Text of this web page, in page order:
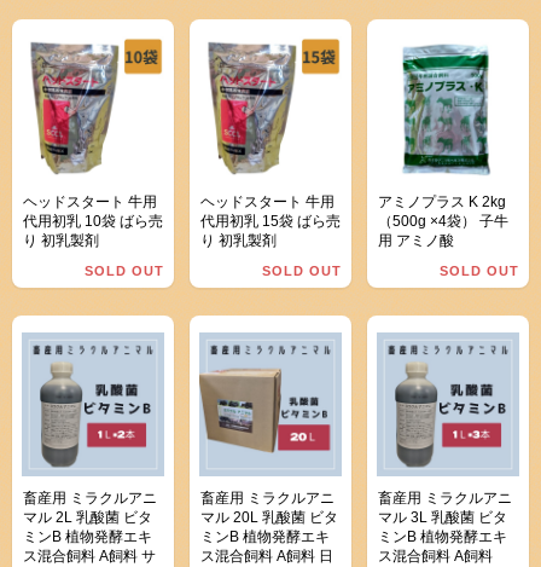
ヘッドスタート 牛用
代用初乳 10袋 ばら売
り 初乳製剤
SOLD OUT
ヘッドスタート 牛用
代用初乳 15袋 ばら売
り 初乳製剤
SOLD OUT
アミノプラス K 2kg
（500g ×4袋） 子牛
用 アミノ酸
SOLD OUT
畜産用 ミラクルアニ
マル 2L 乳酸菌 ビタ
ミンB 植物発酵エキ
ス混合飼料 A飼料 サ
畜産用 ミラクルアニ
マル 20L 乳酸菌 ビタ
ミンB 植物発酵エキ
ス混合飼料 A飼料 日
畜産用 ミラクルアニ
マル 3L 乳酸菌 ビタ
ミンB 植物発酵エキ
ス混合飼料 A飼料